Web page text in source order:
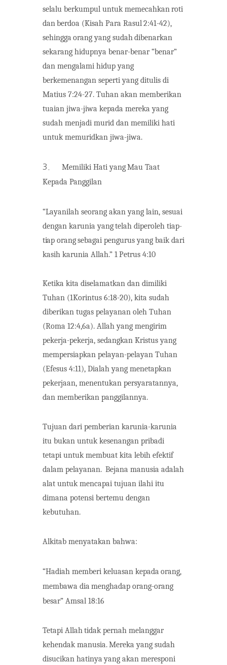
selalu berkumpul untuk memecahkanroti
danberdoa (Kisah Para Rasul2:41-42),
sehingga orang yang sudahdibenarkan
sekarang hidupnya benar-benar “benar”
dan mengalami hidup yang
berkemenangan seperti yang ditulis di
Matius 7:24-27. Tuhan akan memberikan
tuaian jiwa-jiwa kepada mereka yang
sudah menjadi murid dan memiliki hati
untuk memuridkan jiwa-jiwa.
3. Memiliki Hati yang Mau Taat
Kepada Panggilan
“Layanilah seorang akan yang lain, sesuai
dengan karunia yang telah diperoleh tiap-
tiap orang sebagai pengurus yang baik dari
kasih karunia Allah.” 1 Petrus 4:10
Ketika kita diselamatkan dan dimiliki
Tuhan (1Korintus 6:18-20), kita sudah
diberikan tugas pelayanan oleh Tuhan
(Roma 12:4,6a). Allah yang mengirim
pekerja-pekerja, sedangkan Kristus yang
mempersiapkan pelayan-pelayan Tuhan
(Efesus 4:11), Dialah yang menetapkan
pekerjaan, menentukan persyaratannya,
dan memberikan panggilannya.
Tujuan dari pemberian karunia-karunia
itu bukan untuk kesenangan pribadi
tetapi untuk membuat kita lebih efektif
dalam pelayanan. Bejana manusia adalah
alat untuk mencapai tujuan ilahi itu
dimana potensi bertemu dengan
kebutuhan.
Alkitab menyatakan bahwa:
“Hadiah memberi keluasan kepada orang,
membawa dia menghadap orang-orang
besar” Amsal 18:16
Tetapi Allahtidak pernah melanggar
kehendak manusia. Mereka yang sudah
disucikan hatinya yang akan meresponi